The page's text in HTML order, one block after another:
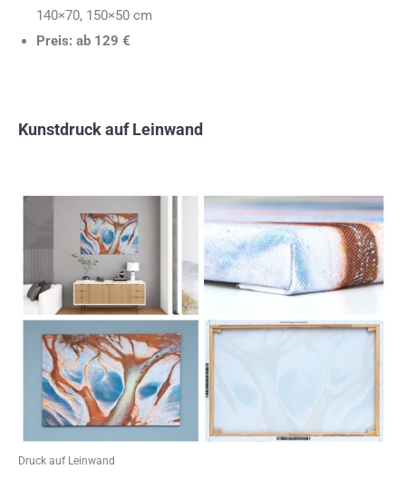
140×70, 150×50 cm
Preis: ab 129 €
Kunstdruck auf Leinwand
Druck auf Leinwand